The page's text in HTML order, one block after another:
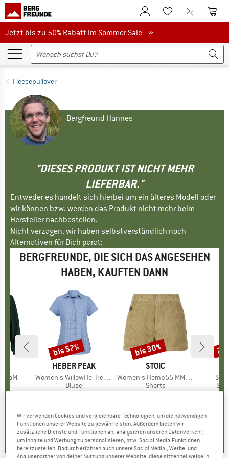
Zum KundenkontoZum Merkzettel.
Zum Zum
Jetzt bis zu 50% Rabatt im Sommer Sale
Jetzt bis zu 50% Rabatt im Sommer Sale »
Fleecepullover
Bergfreund Hannes
"DIESES PRODUKT IST NICHT MEHR
LIEFERBAR."
Entweder es handelt sich hierbei um ein älteres Modell oder
wir können bzw. werden das Produkt nicht mehr beim
Hersteller nachbestellen.
Nicht verzagen, wir haben selbstverständlich noch
Alternativen für Dich parat:
BERGFREUNDE, DIE SICH DAS ANGESEHEN
HABEN, KAUFTEN DANN
Preis
€
MARKE
HEBER PEAK
Artikel
Women's WillowHe. Trekking Shirt S/S
Produktgruppe
Bluse
5,0(4)
Rabatt
bis 57%
MARKE
STOIC
Artikel
Women's Hemp55 MMXX. Selja Cord Shorts
Produktgruppe
Shorts
4,4(12)
Rabatt
bis 30%
5,50
Wir verwenden Cookies und vergleichbare Technologien, um die notwendigen
Funktionen unserer Website zu gewährleisten. Außerdem bieten wir
zusätzliche Dienste und Funktionen an, analysieren unseren Datenverkehr,
um Inhalte und Werbung zu personalisieren, bzw. Social Media-Funktionen
bereitzustellen. Dadurch erfahren auch unsere Social Media-, Werbe- und
Analysepartner von deiner Nutzung unserer Website; diese sitzen teilweise in